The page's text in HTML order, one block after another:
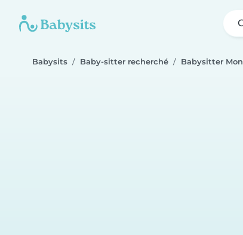
Babysits Baby-sitter recherché Babysitter